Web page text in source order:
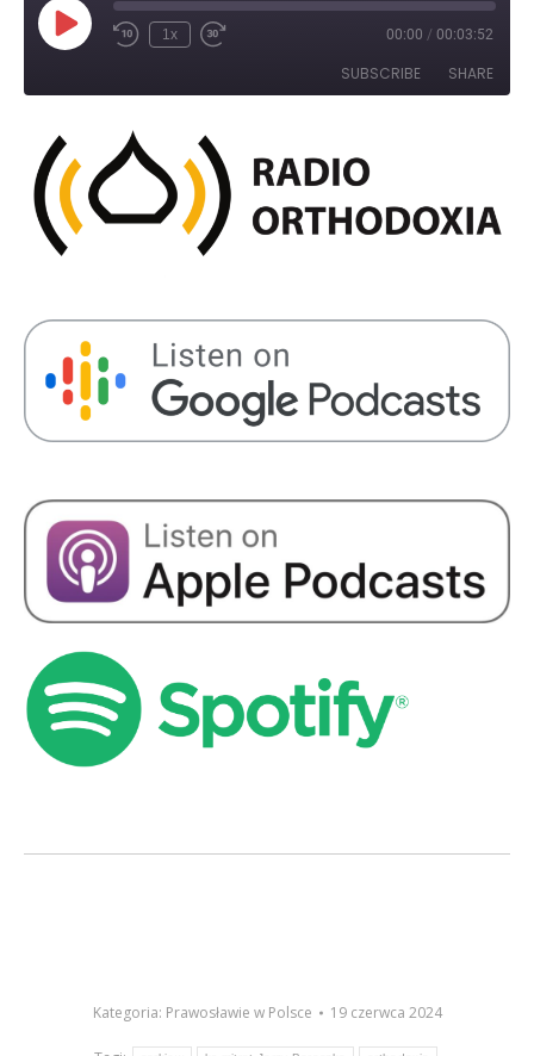
Play
EpisodeRewind
1x
Fast
seconds
00:00 / 00:03:52
SUBSCRIBE SHARE
RSS FEED
SHARE
LINK
EMBED
Kategoria: Prawosławie w Polsce 19 czerwca 2024